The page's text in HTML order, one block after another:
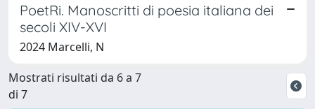
PoetRi. Manoscritti di poesia italiana dei
secoli XIV-XVI
2024 Marcelli, N
Mostrati risultati da 6 a 7
di 7